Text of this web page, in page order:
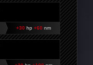
+30 hp +60 nm